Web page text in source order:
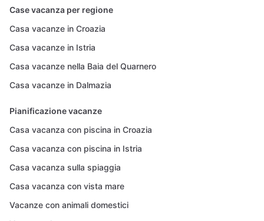
Case vacanza per regione
Casa vacanze in Croazia
Casa vacanze in Istria
Casa vacanze nella Baia del Quarnero
Casa vacanze in Dalmazia
Pianificazione vacanze
Casa vacanza con piscina in Croazia
Casa vacanza con piscina in Istria
Casa vacanza sulla spiaggia
Casa vacanza con vista mare
Vacanze con animali domestici